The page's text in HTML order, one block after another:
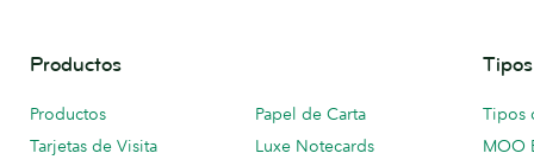
Productos
Productos
Tarjetas de Visita
Papel de Carta
Luxe Notecards
Tipos
MOO